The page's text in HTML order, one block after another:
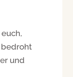
bedroht
und